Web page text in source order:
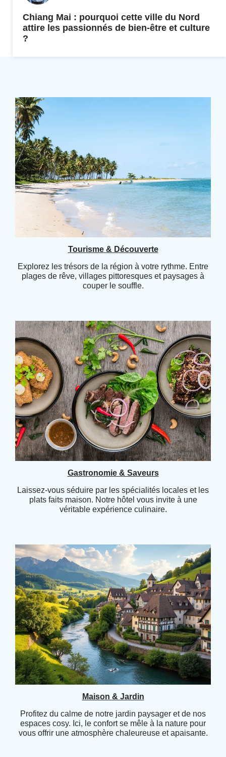
Chiang Mai : pourquoi cette ville du Nord
attire les passionnés de bien-être et culture
?
Tourisme & Découverte
Explorez les trésors de la région à votre rythme. Entre
plages de rêve, villages pittoresques et paysages à
couper le souffle.
Gastronomie & Saveurs
Laissez-vous séduire par les spécialités locales et les
plats faits maison. Notre hôtel vous invite à une
véritable expérience culinaire.
Maison & Jardin
Profitez du calme de notre jardin paysager et de nos
espaces cosy. Ici, le confort se mêle à la nature pour
vous offrir une atmosphère chaleureuse et apaisante.